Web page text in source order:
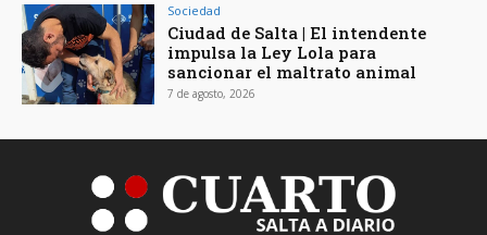
Sociedad
Ciudad de Salta | El intendente
impulsa la Ley Lola para
sancionar el maltrato animal
7 de agosto, 2026